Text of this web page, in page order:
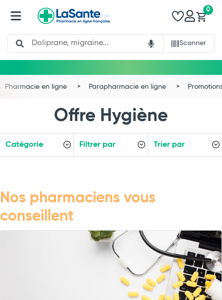
Search
Scanner
0
Total
Pharmacie en ligne Parapharmacie en ligne
Offre Hygiène
Catégorie Filtrer par Trier par
Nos pharmaciens vous
conseillent